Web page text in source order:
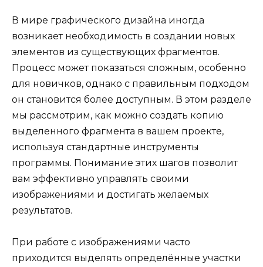
В мире графического дизайна иногда
возникает необходимость в создании новых
элементов из существующих фрагментов.
Процесс может показаться сложным, особенно
для новичков, однако с правильным подходом
он становится более доступным. В этом разделе
мы рассмотрим, как можно создать копию
выделенного фрагмента в вашем проекте,
используя стандартные инструменты
программы. Понимание этих шагов позволит
вам эффективно управлять своими
изображениями и достигать желаемых
результатов.
При работе с изображениями часто
приходится выделять определённые участки